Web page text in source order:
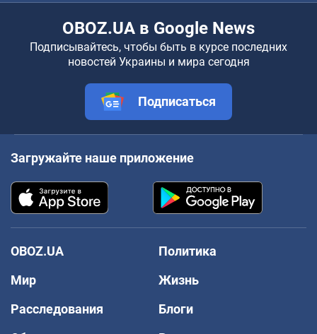
OBOZ.UA в Google News
Подписывайтесь, чтобы быть в курсе последних
новостей Украины и мира сегодня
Подписаться
Загружайте наше приложение
OBOZ.UA
Политика
Мир
Жизнь
Расследования
Блоги